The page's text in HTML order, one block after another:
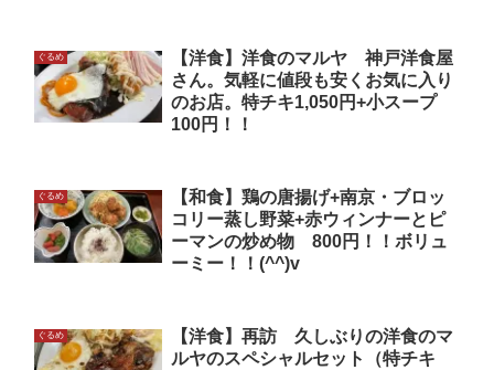
ぐるめ
【洋食】洋食のマルヤ 神戸洋食屋
さん。気軽に値段も安くお気に入り
のお店。特チキ1,050円+小スープ
100円！！
ぐるめ
【和食】鶏の唐揚げ+南京・ブロッ
コリー蒸し野菜+赤ウィンナーとピ
ーマンの炒め物 800円！！ボリュ
ーミー！！(^^)v
ぐるめ
【洋食】再訪 久しぶりの洋食のマ
ルヤのスペシャルセット（特チキ